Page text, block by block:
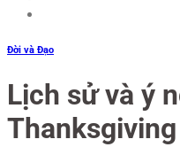
Đời và Đạo
Lịch sử và ý
Thanksgiving